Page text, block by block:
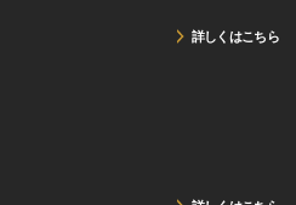
詳しくはこちら